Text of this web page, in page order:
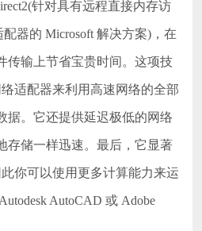
针对具有远程直接内存访
器的 Microsoft 解决方案)，在
传输上节省宝贵时间。这项技
适配器来利用高速网络的全部
据。它还提供延迟极低的网络
存储一样迅速。最后，它显著
你可以使用更多计算能力来运
AutoCAD 或 Adobe